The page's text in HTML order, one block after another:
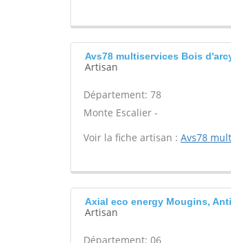
Avs78 multiservices Bois
Artisan
Département: 78
Monte Escalier -
Voir la fiche artisan : Avs78
Axial eco energy Mougins,
Artisan
Département: 06